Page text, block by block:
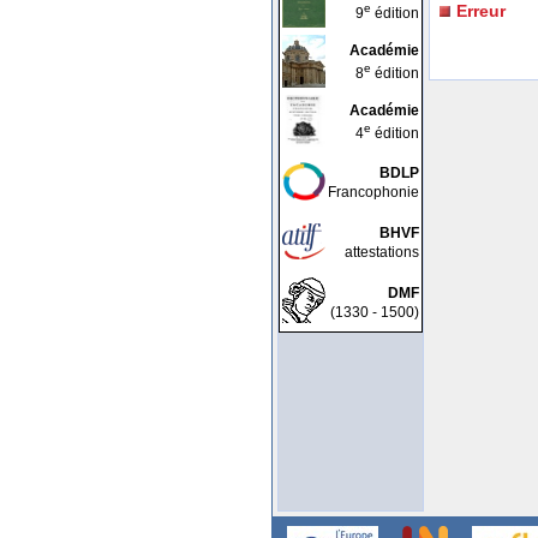
9e édition
Académie
8e édition
Académie
4e édition
BDLP
Francophonie
BHVF
attestations
DMF
(1330 - 1500)
Erreur